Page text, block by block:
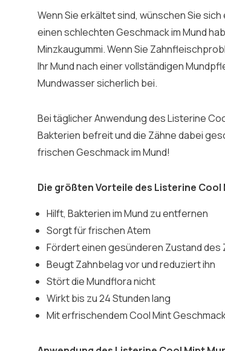
Wenn Sie erkältet sind, wünschen Sie
einen schlechten Geschmack im Mund
Minzkaugummi. Wenn Sie
Ihr Mund nach einer vollständigen
Mundwasser sicherlich bei.
Bei täglicher Anwendung des Listerine
Bakterien befreit und die Zähne dabei
frischen Geschmack im Mund!
Die größten Vorteile des Listerine
Hilft, Bakterien im Mund zu entfernen
Sorgt für frischen Atem
Fördert einen gesünderen Zustand des
Beugt Zahnbelag vor und reduziert ihn
Stört die Mundflora nicht
Wirkt bis zu 24 Stunden lang
Mit erfrischendem Cool Mint